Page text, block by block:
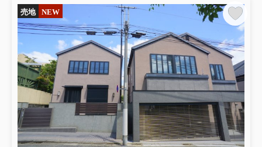
2026.07.23
■おすすめ物件を更新しました■
元代々木町 土地 9億8,800万円
2026.07.15
■おすすめ物件を更新しました■
奥沢２ 土地 6億4,800万円
売地 NEW